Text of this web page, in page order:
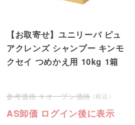
【お取寄せ】ユニリーバ ピュ
アクレンズ シャンプー キンモ
クセイ つめかえ用 10kg 1箱
オープン価格
AS卸価 ログイン後に表示